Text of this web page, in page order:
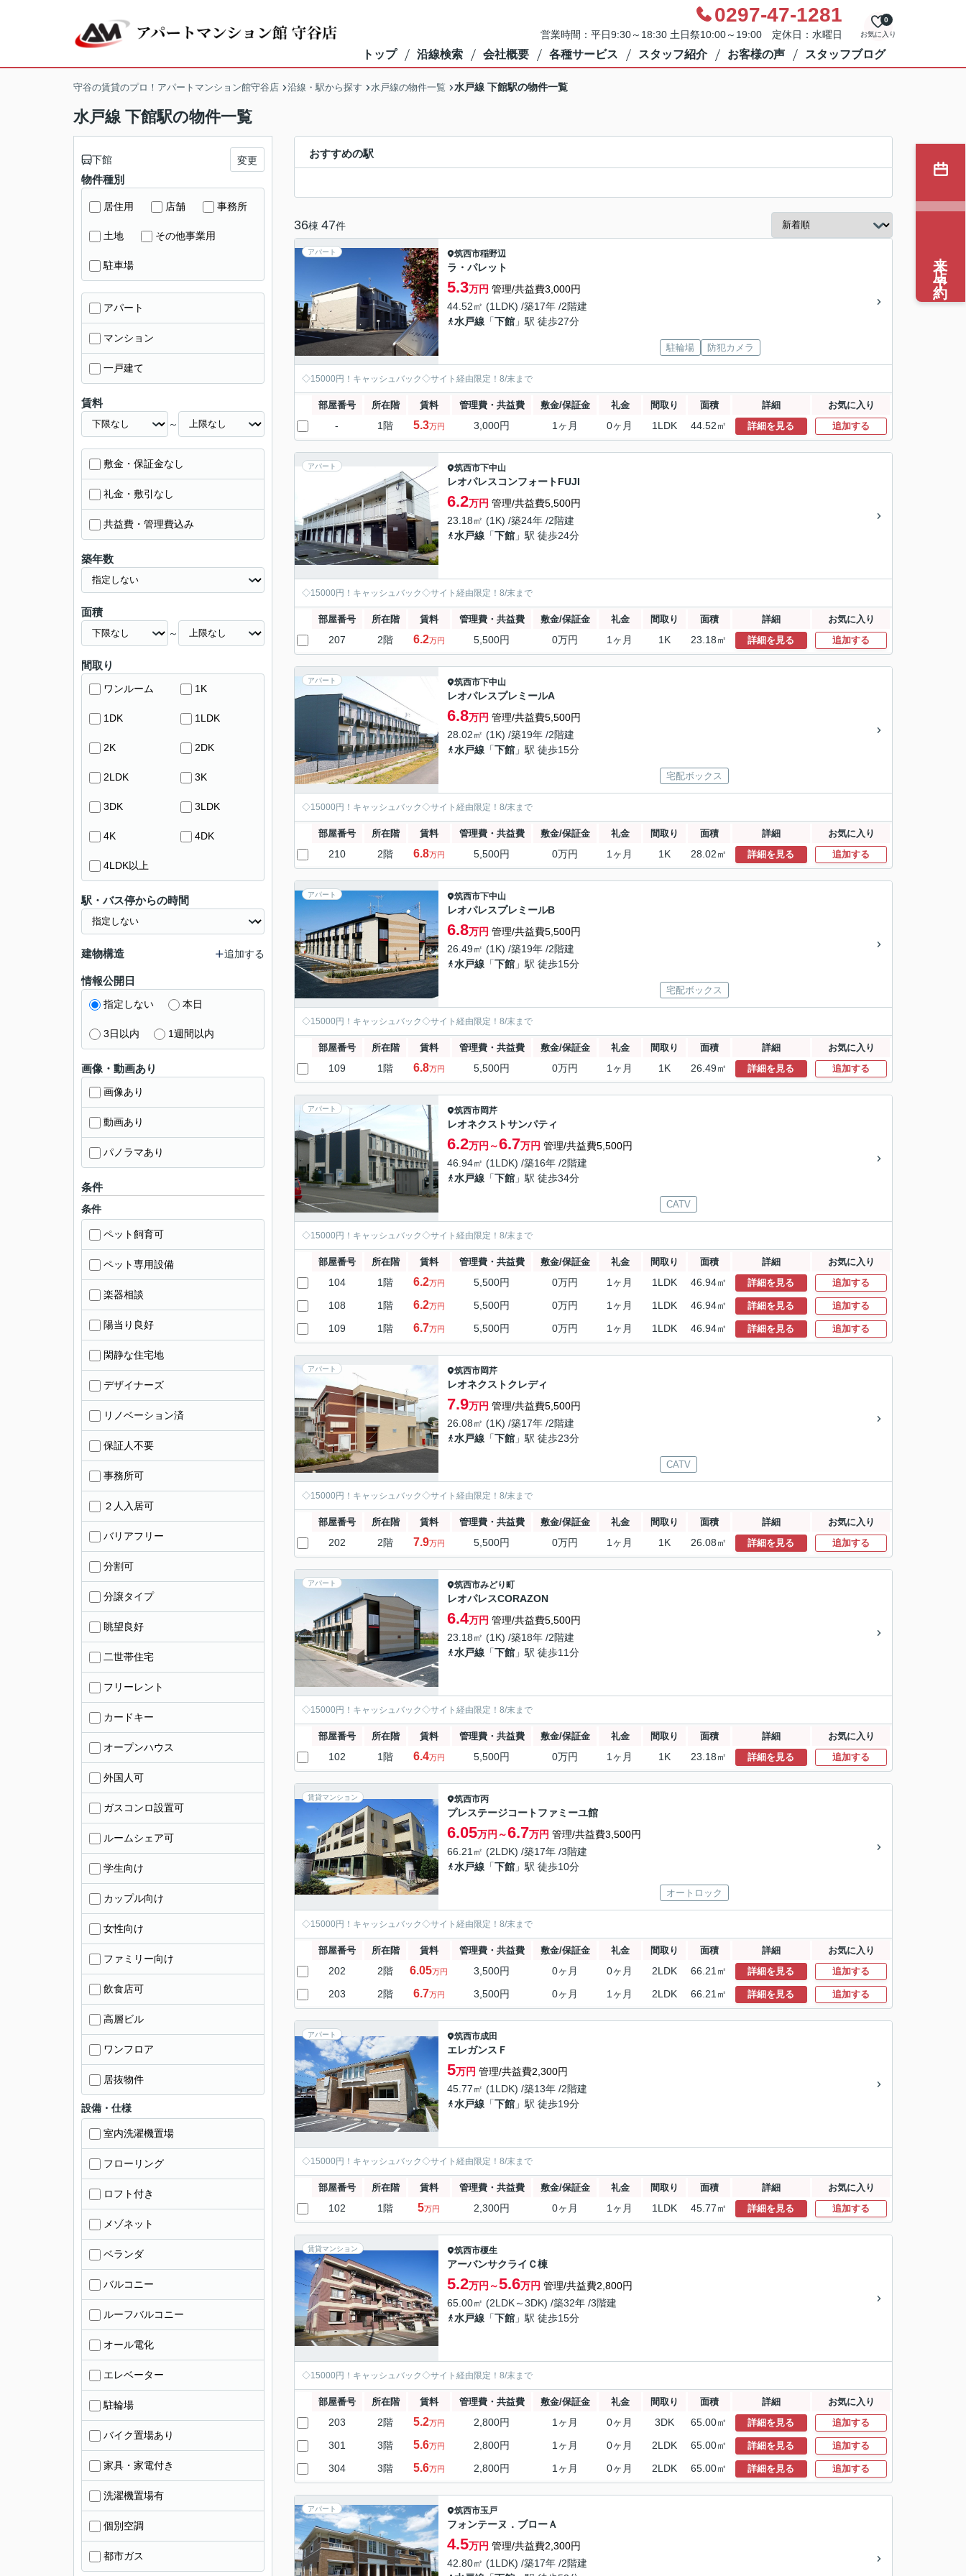
0297-47-1281
営業時間：平日9:30～18:30 土日祭10:00～19:00 定休日：水曜日 お気に入り
0
トップ 沿線検索 会社概要 各種サービス スタッフ紹介 お客様の声 スタッフブログ
守谷の賃貸のプロ！アパートマンション館守谷店 沿線・駅から探す 水戸線の物件一覧 水戸線 下館駅の物件一覧
水戸線 下館駅の物件一覧
おすすめの駅
36棟 47件
アパート 筑西市稲野辺
ラ・パレット
5.3万円 管理/共益費3,000円
44.52㎡ (1LDK) /築17年 /2階建
水戸線 「下館 」駅 徒歩27分
駐輪場 防犯カメラ
◇15000円！キャッシュバック◇サイト経由限定！8/末まで
部屋番号 所在階 賃料 管理費・共益費 敷金/保証金 礼金 間取り 面積 詳細 お気に入り
- 1階 5.3万円 3,000円 1ヶ月 0ヶ月 1LDK 44.52㎡ 詳細を見る 追加する
アパート 筑西市下中山
レオパレスコンフォートFUJI
6.2万円 管理/共益費5,500円
23.18㎡ (1K) /築24年 /2階建
水戸線 「下館 」駅 徒歩24分
◇15000円！キャッシュバック◇サイト経由限定！8/末まで
部屋番号 所在階 賃料 管理費・共益費 敷金/保証金 礼金 間取り 面積 詳細 お気に入り
207 2階 6.2万円 5,500円 0万円 1ヶ月 1K 23.18㎡ 詳細を見る 追加する
アパート 筑西市下中山
レオパレスプレミールA
6.8万円 管理/共益費5,500円
28.02㎡ (1K) /築19年 /2階建
水戸線 「下館 」駅 徒歩15分
宅配ボックス
◇15000円！キャッシュバック◇サイト経由限定！8/末まで
部屋番号 所在階 賃料 管理費・共益費 敷金/保証金 礼金 間取り 面積 詳細 お気に入り
210 2階 6.8万円 5,500円 0万円 1ヶ月 1K 28.02㎡ 詳細を見る 追加する
アパート 筑西市下中山
レオパレスプレミールB
6.8万円 管理/共益費5,500円
26.49㎡ (1K) /築19年 /2階建
水戸線 「下館 」駅 徒歩15分
宅配ボックス
◇15000円！キャッシュバック◇サイト経由限定！8/末まで
部屋番号 所在階 賃料 管理費・共益費 敷金/保証金 礼金 間取り 面積 詳細 お気に入り
109 1階 6.8万円 5,500円 0万円 1ヶ月 1K 26.49㎡ 詳細を見る 追加する
アパート 筑西市岡芹
レオネクストサンパティ
6.2万円～6.7万円 管理/共益費5,500円
46.94㎡ (1LDK) /築16年 /2階建
水戸線 「下館 」駅 徒歩34分
CATV
◇15000円！キャッシュバック◇サイト経由限定！8/末まで
部屋番号 所在階 賃料 管理費・共益費 敷金/保証金 礼金 間取り 面積 詳細 お気に入り
104 1階 6.2万円 5,500円 0万円 1ヶ月 1LDK 46.94㎡ 詳細を見る 追加する
108 1階 6.2万円 5,500円 0万円 1ヶ月 1LDK 46.94㎡ 詳細を見る 追加する
109 1階 6.7万円 5,500円 0万円 1ヶ月 1LDK 46.94㎡ 詳細を見る 追加する
アパート 筑西市岡芹
レオネクストクレディ
7.9万円 管理/共益費5,500円
26.08㎡ (1K) /築17年 /2階建
水戸線 「下館 」駅 徒歩23分
CATV
◇15000円！キャッシュバック◇サイト経由限定！8/末まで
部屋番号 所在階 賃料 管理費・共益費 敷金/保証金 礼金 間取り 面積 詳細 お気に入り
202 2階 7.9万円 5,500円 0万円 1ヶ月 1K 26.08㎡ 詳細を見る 追加する
アパート 筑西市みどり町
レオパレスCORAZON
6.4万円 管理/共益費5,500円
23.18㎡ (1K) /築18年 /2階建
水戸線 「下館 」駅 徒歩11分
◇15000円！キャッシュバック◇サイト経由限定！8/末まで
部屋番号 所在階 賃料 管理費・共益費 敷金/保証金 礼金 間取り 面積 詳細 お気に入り
102 1階 6.4万円 5,500円 0万円 1ヶ月 1K 23.18㎡ 詳細を見る 追加する
賃貸マンション 筑西市丙
プレステージコートファミーユ館
6.05万円～6.7万円 管理/共益費3,500円
66.21㎡ (2LDK) /築17年 /3階建
水戸線 「下館 」駅 徒歩10分
オートロック
◇15000円！キャッシュバック◇サイト経由限定！8/末まで
部屋番号 所在階 賃料 管理費・共益費 敷金/保証金 礼金 間取り 面積 詳細 お気に入り
202 2階 6.05万円 3,500円 0ヶ月 0ヶ月 2LDK 66.21㎡ 詳細を見る 追加する
203 2階 6.7万円 3,500円 0ヶ月 1ヶ月 2LDK 66.21㎡ 詳細を見る 追加する
アパート 筑西市成田
エレガンスＦ
5万円 管理/共益費2,300円
45.77㎡ (1LDK) /築13年 /2階建
水戸線 「下館 」駅 徒歩19分
◇15000円！キャッシュバック◇サイト経由限定！8/末まで
部屋番号 所在階 賃料 管理費・共益費 敷金/保証金 礼金 間取り 面積 詳細 お気に入り
102 1階 5万円 2,300円 0ヶ月 1ヶ月 1LDK 45.77㎡ 詳細を見る 追加する
賃貸マンション 筑西市榎生
アーバンサクライＣ棟
5.2万円～5.6万円 管理/共益費2,800円
65.00㎡ (2LDK～3DK) /築32年 /3階建
水戸線 「下館 」駅 徒歩15分
◇15000円！キャッシュバック◇サイト経由限定！8/末まで
部屋番号 所在階 賃料 管理費・共益費 敷金/保証金 礼金 間取り 面積 詳細 お気に入り
203 2階 5.2万円 2,800円 1ヶ月 0ヶ月 3DK 65.00㎡ 詳細を見る 追加する
301 3階 5.6万円 2,800円 1ヶ月 0ヶ月 2LDK 65.00㎡ 詳細を見る 追加する
304 3階 5.6万円 2,800円 1ヶ月 0ヶ月 2LDK 65.00㎡ 詳細を見る 追加する
アパート 筑西市玉戸
フォンテーヌ．ブローＡ
4.5万円 管理/共益費2,300円
42.80㎡ (1LDK) /築17年 /2階建
下館 変更
物件種別
居住用 店舗 事務所
土地 その他事業用
駐車場
アパート
マンション
一戸建て
賃料
～
敷金・保証金なし
礼金・敷引なし
共益費・管理費込み
築年数
面積
～
間取り
ワンルーム 1K
1DK 1LDK
2K 2DK
2LDK 3K
3DK 3LDK
4K 4DK
4LDK以上
駅・バス停からの時間
建物構造 追加する
情報公開日
指定しない 本日
3日以内 1週間以内
画像・動画あり
画像あり
動画あり
パノラマあり
条件
条件
ペット飼育可
ペット専用設備
楽器相談
陽当り良好
閑静な住宅地
デザイナーズ
リノベーション済
保証人不要
事務所可
２人入居可
バリアフリー
分割可
分譲タイプ
眺望良好
二世帯住宅
フリーレント
カードキー
オープンハウス
外国人可
ガスコンロ設置可
ルームシェア可
学生向け
カップル向け
女性向け
ファミリー向け
飲食店可
高層ビル
ワンフロア
居抜物件
設備・仕様
室内洗濯機置場
フローリング
ロフト付き
メゾネット
ベランダ
バルコニー
ルーフバルコニー
オール電化
エレベーター
駐輪場
バイク置場あり
家具・家電付き
洗濯機置場有
個別空調
都市ガス
来店予約